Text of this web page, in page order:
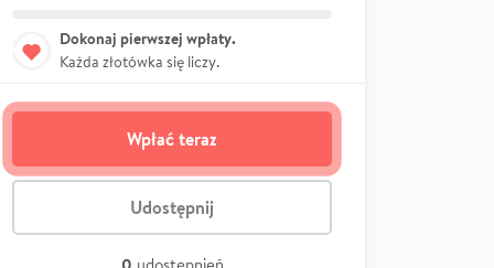
Dokonaj pierwszej wpłaty.
Każda złotówka się liczy.
Wpłać teraz
Udostępnij